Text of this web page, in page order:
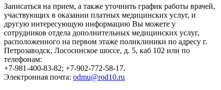
Записаться на прием, а также уточнить график работы врачей,
участвующих в оказании платных медицинских услуг, и
другую интересующую информацию Вы можете у
сотрудников отдела дополнительных медицинских услуг,
расположенного на первом этаже поликлиники по адресу г.
Петрозаводск, Лососинское шоссе, д. 5, каб 102 или по
телефонам:
+7-981-400-83-82; +7-902-772-58-17.
Электронная почта: odmu@rod10.ru